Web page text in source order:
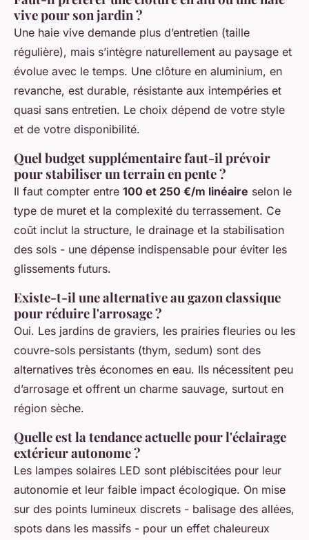
vive pour son jardin ?
Une haie vive demande plus d’entretien (taille
régulière), mais s’intègre naturellement au paysage et
évolue avec le temps. Une clôture en aluminium, en
revanche, est durable, résistante aux intempéries et
quasi sans entretien. Le choix dépend de votre style
et de votre disponibilité.
Quel budget supplémentaire faut-il prévoir
pour stabiliser un terrain en pente ?
Il faut compter entre 100 et 250 €/m linéaire selon le
type de muret et la complexité du terrassement. Ce
coût inclut la structure, le drainage et la stabilisation
des sols - une dépense indispensable pour éviter les
glissements futurs.
Existe-t-il une alternative au gazon classique
pour réduire l'arrosage ?
Oui. Les jardins de graviers, les prairies fleuries ou les
couvre-sols persistants (thym, sedum) sont des
alternatives très économes en eau. Ils nécessitent peu
d’arrosage et offrent un charme sauvage, surtout en
région sèche.
Quelle est la tendance actuelle pour l'éclairage
extérieur autonome ?
Les lampes solaires LED sont plébiscitées pour leur
autonomie et leur faible impact écologique. On mise
sur des points lumineux discrets - balisage des allées,
spots dans les massifs - pour un effet chaleureux